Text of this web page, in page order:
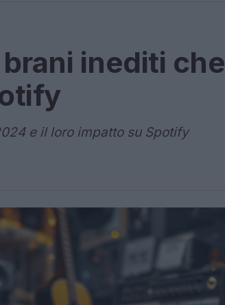
inediti che
e il loro impatto su Spotify